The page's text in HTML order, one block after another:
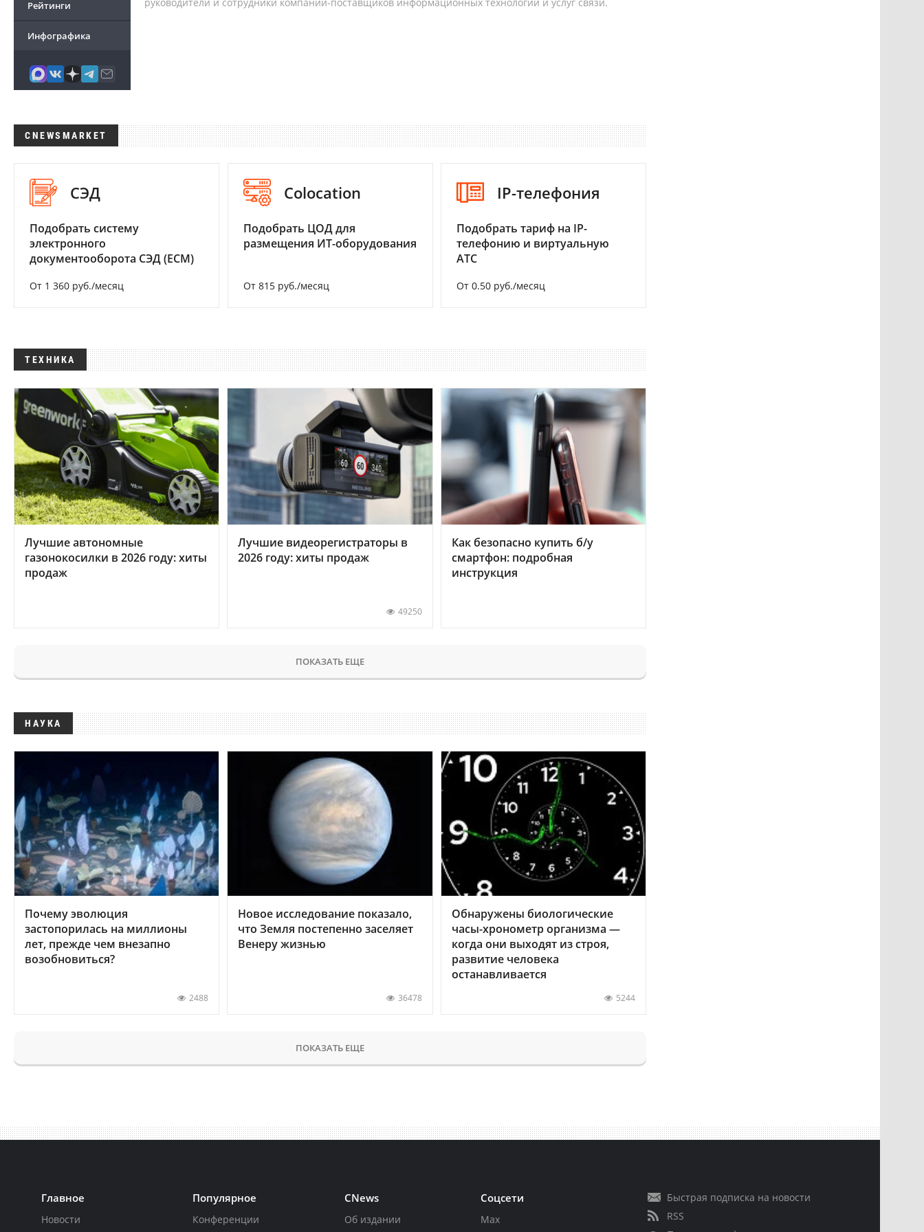
Рейтинги
Инфографика
CNEWSMARKET
СЭД
Подобрать систему
электронного
документооборота СЭД (ECM)
От 1 360 руб./месяц
Colocation
Подобрать ЦОД для
размещения ИТ-оборудования
От 815 руб./месяц
IP-телефония
Подобрать тариф на IP-
телефонию и виртуальную
АТС
От 0.50 руб./месяц
ТЕХНИКА
Лучшие автономные
газонокосилки в 2026 году: хиты
продаж
Лучшие видеорегистраторы в
2026 году: хиты продаж
49250
Как безопасно купить б/у
смартфон: подробная
инструкция
ПОКАЗАТЬ ЕЩЕ
НАУКА
Почему эволюция
застопорилась на миллионы
лет, прежде чем внезапно
возобновиться?
2488
Новое исследование показало,
что Земля постепенно заселяет
Венеру жизнью
36478
Обнаружены биологические
часы-хронометр организма —
когда они выходят из строя,
развитие человека
останавливается
5244
ПОКАЗАТЬ ЕЩЕ
Главное
Новости
Популярное
Конференции
CNews
Об издании
Соцсети
Max
Быстрая подписка на новости
RSS